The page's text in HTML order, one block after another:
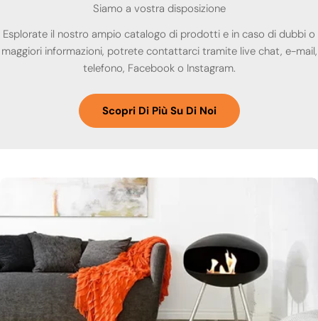
Siamo a vostra disposizione
Esplorate il nostro ampio catalogo di prodotti e in caso di dubbi o
maggiori informazioni, potrete contattarci tramite live chat, e-mail,
telefono, Facebook o Instagram.
Scopri Di Più Su Di Noi